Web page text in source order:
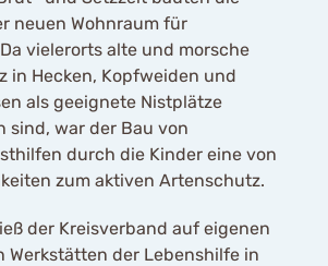
neuen Wohnraum für
vielerorts alte und morsche
in Hecken, Kopfweiden und
als geeignete Nistplätze
sind, war der Bau von
durch die Kinder eine von
zum aktiven Artenschutz.
der Kreisverband auf eigenen
Werkstätten der Lebenshilfe in